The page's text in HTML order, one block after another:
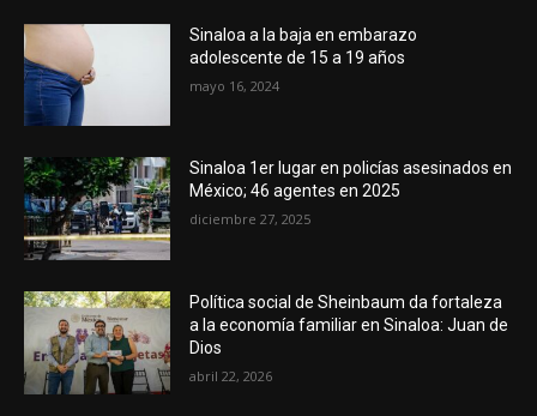
Sinaloa a la baja en embarazo
adolescente de 15 a 19 años
mayo 16, 2024
Sinaloa 1er lugar en policías asesinados en
México; 46 agentes en 2025
diciembre 27, 2025
Política social de Sheinbaum da fortaleza
a la economía familiar en Sinaloa: Juan de
Dios
abril 22, 2026